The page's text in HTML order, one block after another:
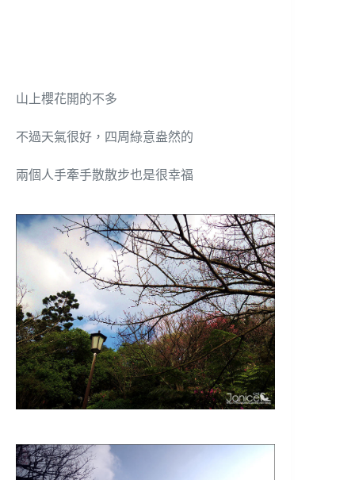
山上櫻花開的不多
不過天氣很好，四周綠意盎然的
兩個人手牽手散散步也是很幸福